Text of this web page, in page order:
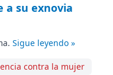
a su exnovia
Sigue leyendo »
contra la mujer